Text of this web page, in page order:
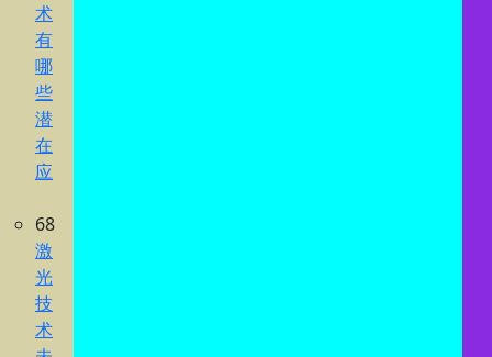
术
有
哪
些
潜
在
应
68
激
光
技
术